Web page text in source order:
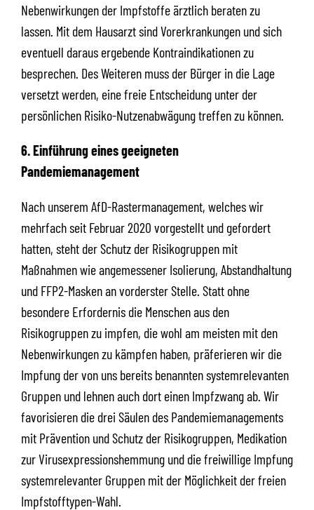
Nebenwirkungen der Impfstoffe ärztlich beraten zu
lassen. Mit dem Hausarzt sind Vorerkrankungen und sich
eventuell daraus ergebende Kontraindikationen zu
besprechen. Des Weiteren muss der Bürger in die Lage
versetzt werden, eine freie Entscheidung unter der
persönlichen Risiko-Nutzenabwägung treffen zu können.
6. Einführung eines geeigneten
Pandemiemanagement
Nach unserem AfD-Rastermanagement, welches wir
mehrfach seit Februar 2020 vorgestellt und gefordert
hatten, steht der Schutz der Risikogruppen mit
Maßnahmen wie angemessener Isolierung, Abstandhaltung
und FFP2-Masken an vorderster Stelle. Statt ohne
besondere Erfordernis die Menschen aus den
Risikogruppen zu impfen, die wohl am meisten mit den
Nebenwirkungen zu kämpfen haben, präferieren wir die
Impfung der von uns bereits benannten systemrelevanten
Gruppen und lehnen auch dort einen Impfzwang ab. Wir
favorisieren die drei Säulen des Pandemiemanagements
mit Prävention und Schutz der Risikogruppen, Medikation
zur Virusexpressionshemmung und die freiwillige Impfung
systemrelevanter Gruppen mit der Möglichkeit der freien
Impfstofftypen-Wahl.